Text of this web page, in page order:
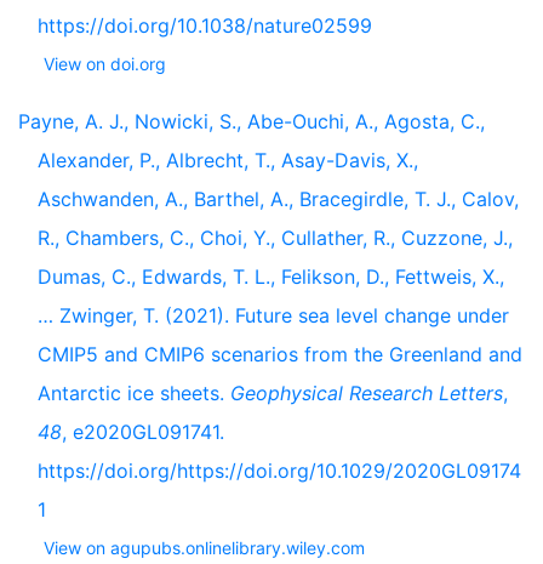
https://doi.org/10.1038/nature02599
View on doi.org
Payne, A. J., Nowicki, S., Abe-Ouchi, A., Agosta, C.,
Alexander, P., Albrecht, T., Asay-Davis, X.,
Aschwanden, A., Barthel, A., Bracegirdle, T. J., Calov,
R., Chambers, C., Choi, Y., Cullather, R., Cuzzone, J.,
Dumas, C., Edwards, T. L., Felikson, D., Fettweis, X.,
… Zwinger, T. (2021). Future sea level change under
CMIP5 and CMIP6 scenarios from the Greenland and
Antarctic ice sheets. Geophysical Research Letters,
48, e2020GL091741.
https://doi.org/https://doi.org/10.1029/2020GL09174
1
View on agupubs.onlinelibrary.wiley.com